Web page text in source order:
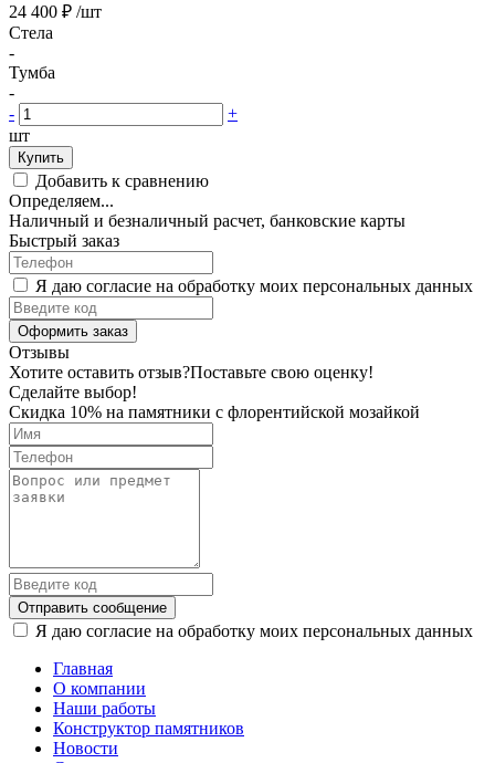
24 400 ₽ /шт
Стела
-
Тумба
-
-
+
шт
Купить
Добавить к сравнению
Определяем...
Наличный и безналичный расчет, банковские карты
Быстрый заказ
Я даю согласие на обработку моих персональных данных
Оформить заказ
Отзывы
Хотите оставить отзыв?Поставьте свою оценку!
Сделайте выбор!
Скидка 10% на памятники с флорентийской мозайкой
Отправить сообщение
Я даю согласие на обработку моих персональных данных
Главная
О компании
Наши работы
Конструктор памятников
Новости